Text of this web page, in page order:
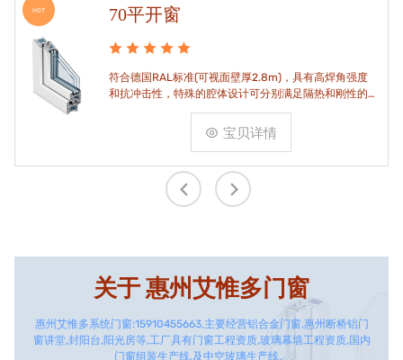
HOT 70平开窗
符合德国RAL标准(可视面壁厚2.8m)，具有高焊角强度
和抗冲击性，特殊的腔体设计可分别满足隔热和刚性的
宝贝详情
关于惠州艾惟多门窗
惠州艾惟多系统门窗:15910455663,主要经营铝合金门窗,惠州断桥铝门
窗讲堂,封阳台,阳光房等,工厂具有门窗工程资质,玻璃幕墙工程资质,国内
门窗组装生产线,及中空玻璃生产线。